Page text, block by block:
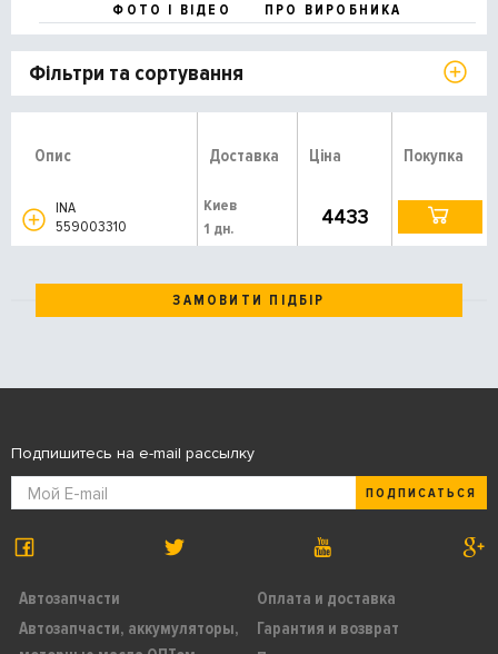
ФОТО І ВІДЕО
ПРО ВИРОБНИКА
Фільтри та сортування
Опис Доставка Ціна Покупка
INA
559003310
Киев
1 дн.
4433
ЗАМОВИТИ ПІДБІР
Автозапчасти
Автозапчасти, аккумуляторы,
Оплата и доставка
Гарантия и возврат
Подпишитесь на e-mail рассылку
ПОДПИСАТЬСЯ